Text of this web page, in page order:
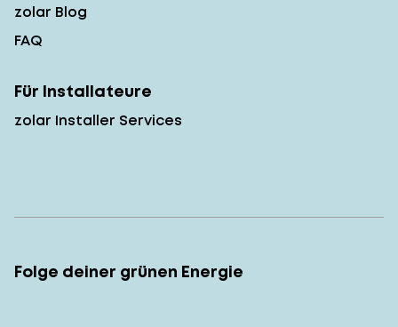
zolar Blog
FAQ
Für Installateure
zolar Installer Services
Folge deiner grünen Energie